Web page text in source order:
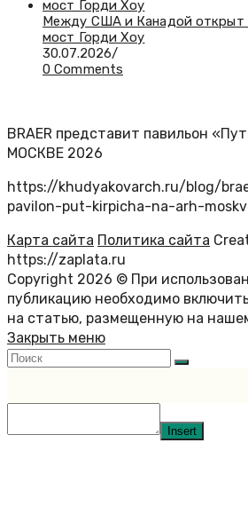
Между США и Канадой
мост Горди Хоу
30.07.2026/
0 Comments
BRAER представит павильон
МОСКВЕ 2026
https://khudyakovarch.ru/blog/
pavilon-put-kirpicha-na-arh-
Карта сайта Политика сайта
https://zaplata.ru
Copyright 2026 © При
публикацию необходимо
на статью, размещенную на
Закрыть меню
Insert